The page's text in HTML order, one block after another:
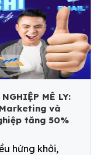
MÊ LY:
và
tăng 50%
hứng khởi,